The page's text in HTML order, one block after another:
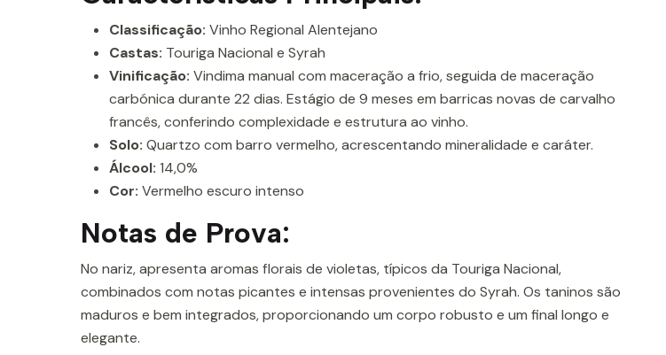
Classificação: Vinho Regional Alentejano
Castas: Touriga Nacional e Syrah
Vinificação: Vindima manual com maceração a frio, seguida de maceração
carbónica durante 22 dias. Estágio de 9 meses em barricas novas de carvalho
francês, conferindo complexidade e estrutura ao vinho.
Solo: Quartzo com barro vermelho, acrescentando mineralidade e caráter.
Álcool: 14,0%
Cor: Vermelho escuro intenso
Notas de Prova:
No nariz, apresenta aromas florais de violetas, típicos da Touriga Nacional,
combinados com notas picantes e intensas provenientes do Syrah. Os taninos são
maduros e bem integrados, proporcionando um corpo robusto e um final longo e
elegante.